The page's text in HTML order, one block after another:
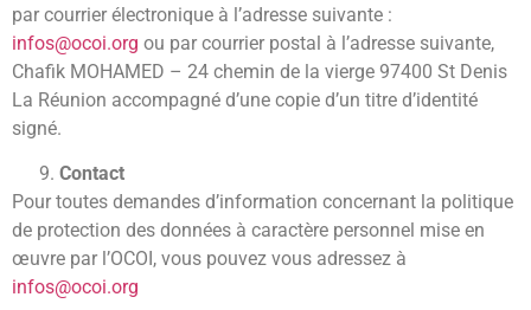
par courrier électronique à l’adresse suivante :
infos@ocoi.org ou par courrier postal à l’adresse suivante,
Chafik MOHAMED – 24 chemin de la vierge 97400 St Denis
La Réunion accompagné d’une copie d’un titre d’identité
signé.
Contact
Pour toutes demandes d’information concernant la politique
de protection des données à caractère personnel mise en
œuvre par l’OCOI, vous pouvez vous adressez à
infos@ocoi.org